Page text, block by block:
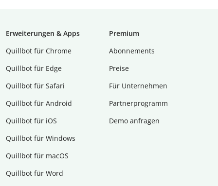
Erweiterungen & Apps
Quillbot für Chrome
Quillbot für Edge
Quillbot für Safari
Quillbot für Android
Quillbot für iOS
Quillbot für Windows
Quillbot für macOS
Quillbot für Word
Premium
Abon­ne­ments
Preise
Für Unternehmen
Partnerprogramm
Demo anfragen